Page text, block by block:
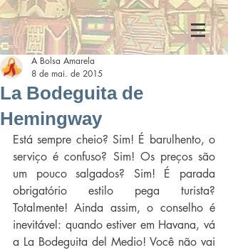
La Bodeguita de
Hemingway
A Bolsa Amarela
8 de mai. de 2015
Está sempre cheio? Sim! É barulhento, o
serviço é confuso? Sim! Os preços são
um pouco salgados? Sim! É parada
obrigatório estilo pega turista?
Totalmente! Ainda assim, o conselho é
inevitável: quando estiver em Havana, vá
a La Bodeguita del Medio! Você não vai